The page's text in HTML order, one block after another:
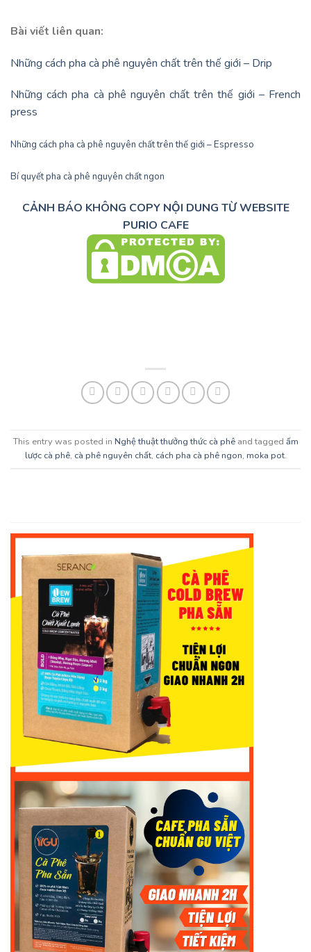
Bài viết liên quan:
Những cách pha cà phê nguyên chất trên thế giới – Drip
Những cách pha cà phê nguyên chất trên thế giới – French
press
Những cách pha cà phê nguyên chất trên thế giới – Espresso
Bí quyết pha cà phê nguyên chất ngon
CẢNH BÁO KHÔNG COPY NỘI DUNG TỪ WEBSITE
PURIO CAFE
This entry was posted in Nghệ thuật thưởng thức cà phêand tagged ấm
lược cà phê, cà phê nguyên chất, cách pha cà phê ngon, moka pot.